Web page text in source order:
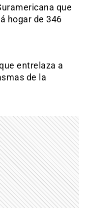
que
hogar de 346
entrelaza a
de la